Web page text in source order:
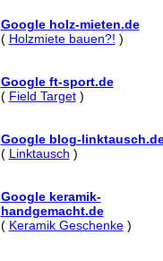
Google holz-mieten.de
( Holzmiete bauen?! )
Google ft-sport.de
( Field Target)
Google blog-
( Linktausch )
Google keramik-
handgemacht.de
( Keramik Geschenke)